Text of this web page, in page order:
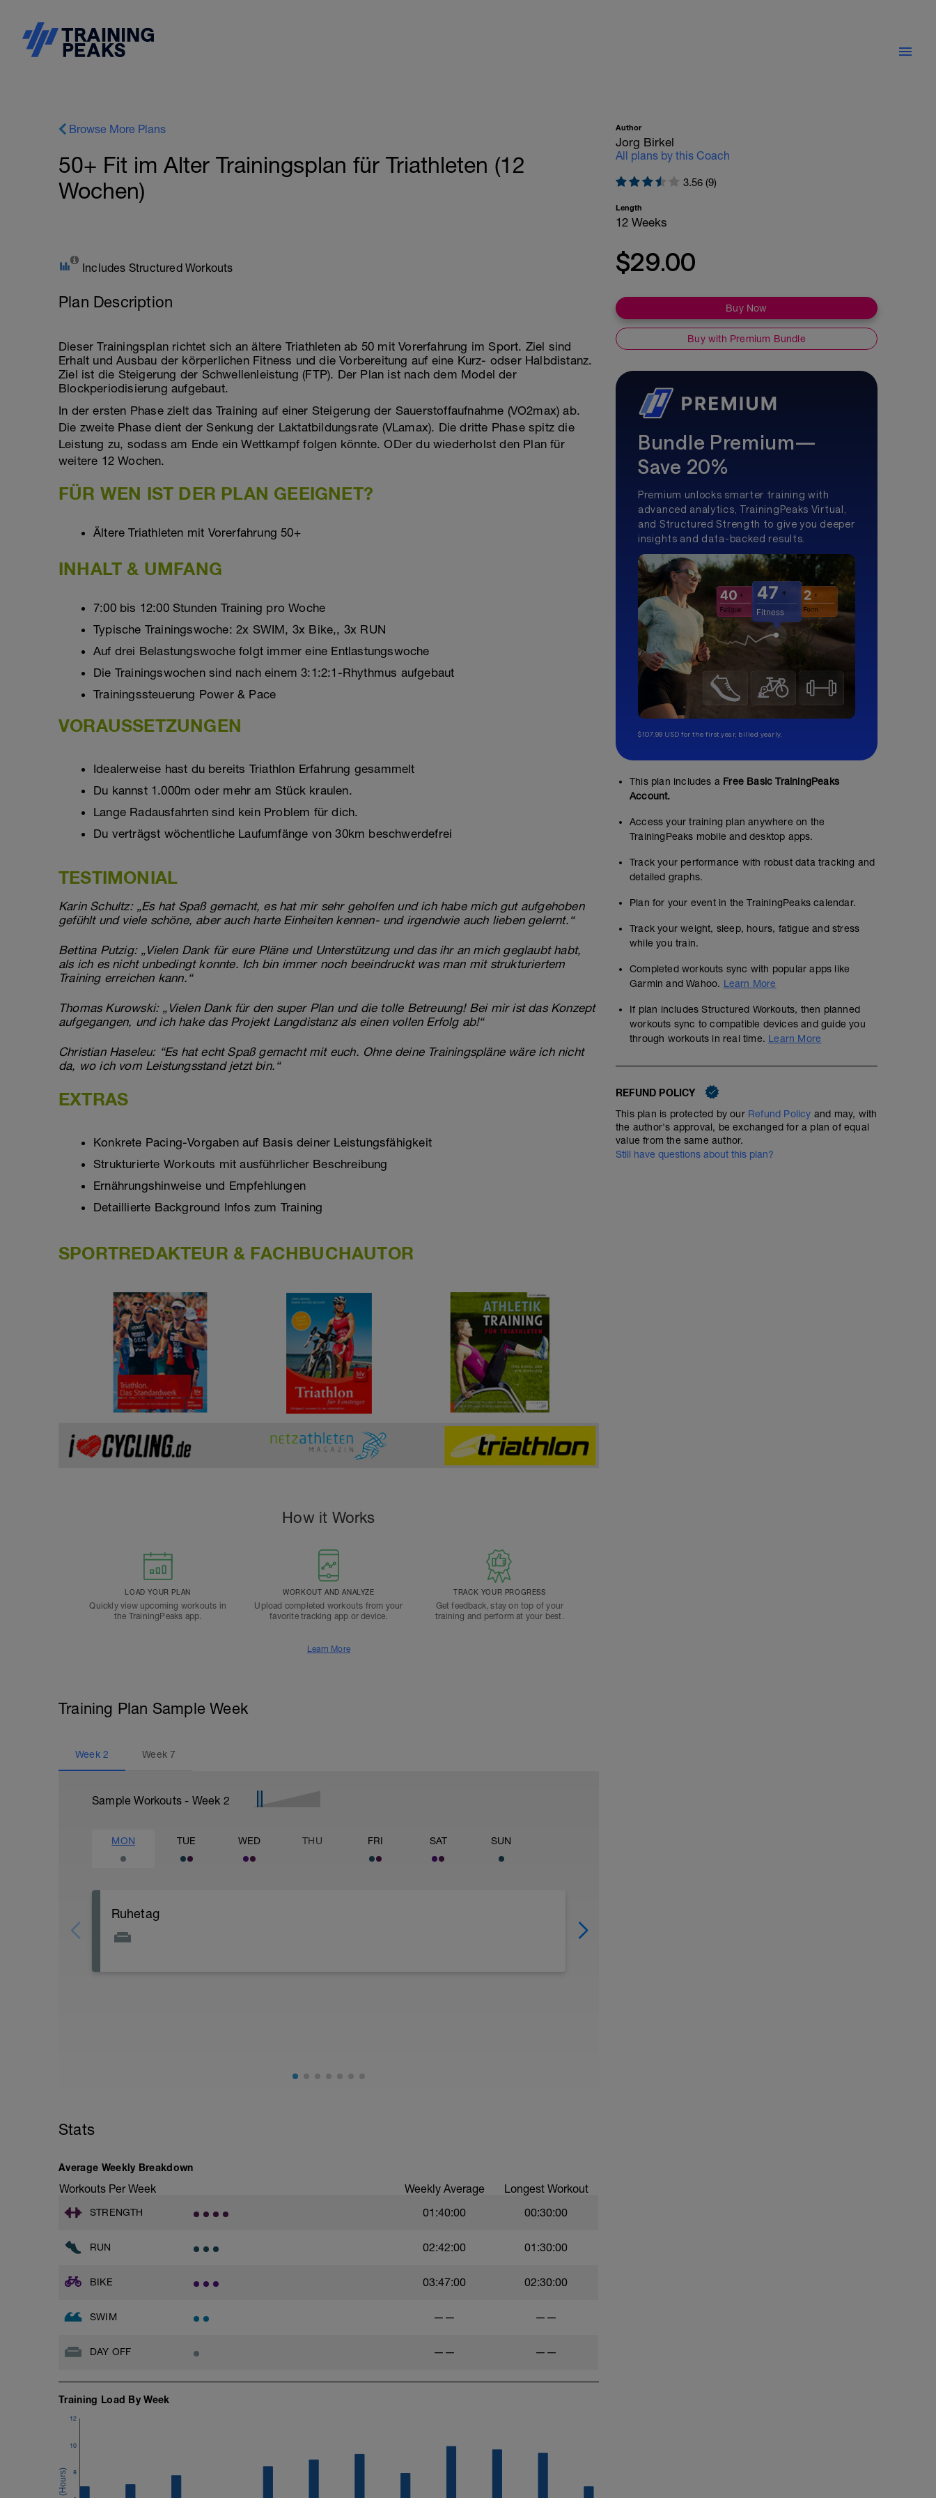
Browse More Plans
50+ Fit im Alter Trainingsplan für Triathleten (12
Wochen)
Includes Structured Workouts
Plan Description
Dieser Trainingsplan richtet sich an ältere Triathleten ab 50 mit Vorerfahrung im Sport. Ziel sind
Erhalt und Ausbau der körperlichen Fitness und die Vorbereitung auf eine Kurz- odser Halbdistanz.
Ziel ist die Steigerung der Schwellenleistung (FTP). Der Plan ist nach dem Model der
Blockperiodisierung aufgebaut.
In der ersten Phase zielt das Training auf einer Steigerung der Sauerstoffaufnahme (VO2max) ab.
Die zweite Phase dient der Senkung der Laktatbildungsrate (VLamax). Die dritte Phase spitz die
Leistung zu, sodass am Ende ein Wettkampf folgen könnte. ODer du wiederholst den Plan für
weitere 12 Wochen.
FÜR WEN IST DER PLAN GEEIGNET?
Ältere Triathleten mit Vorerfahrung 50+
INHALT & UMFANG
7:00 bis 12:00 Stunden Training pro Woche
Typische Trainingswoche: 2x SWIM, 3x Bike,, 3x RUN
Auf drei Belastungswoche folgt immer eine Entlastungswoche
Die Trainingswochen sind nach einem 3:1:2:1-Rhythmus aufgebaut
Trainingssteuerung Power & Pace
VORAUSSETZUNGEN
Idealerweise hast du bereits Triathlon Erfahrung gesammelt
Du kannst 1.000m oder mehr am Stück kraulen.
Lange Radausfahrten sind kein Problem für dich.
Du verträgst wöchentliche Laufumfänge von 30km beschwerdefrei
TESTIMONIAL
Karin Schultz: „Es hat Spaß gemacht, es hat mir sehr geholfen und ich habe mich gut aufgehoben
gefühlt und viele schöne, aber auch harte Einheiten kennen- und irgendwie auch lieben gelernt.“
Bettina Putzig: „Vielen Dank für eure Pläne und Unterstützung und das ihr an mich geglaubt habt,
als ich es nicht unbedingt konnte. Ich bin immer noch beeindruckt was man mit strukturiertem
Training erreichen kann.“
Thomas Kurowski: „Vielen Dank für den super Plan und die tolle Betreuung! Bei mir ist das Konzept
aufgegangen, und ich hake das Projekt Langdistanz als einen vollen Erfolg ab!“
Christian Haseleu: “Es hat echt Spaß gemacht mit euch. Ohne deine Trainingspläne wäre ich nicht
da, wo ich vom Leistungsstand jetzt bin.“
EXTRAS
Konkrete Pacing-Vorgaben auf Basis deiner Leistungsfähigkeit
Strukturierte Workouts mit ausführlicher Beschreibung
Ernährungshinweise und Empfehlungen
Detaillierte Background Infos zum Training
SPORTREDAKTEUR & FACHBUCHAUTOR
How it Works
LOAD YOUR PLAN
Quickly view upcoming workouts in
the TrainingPeaks app.
WORKOUT AND ANALYZE
Upload completed workouts from your
favorite tracking app or device.
TRACK YOUR PROGRESS
Get feedback, stay on top of your
training and perform at your best.
Learn More
Training Plan Sample Week
Week 2 Week7
Sample Workouts - Week 2
MON TUE WED THU FRI SAT SUN
Ruhetag
Stats
Average Weekly Breakdown
Workouts Per Week Weekly Average Longest Workout
STRENGTH 01:40:00 00:30:00
RUN 02:42:00 01:30:00
BIKE 03:47:00 02:30:00
SWIM —— ——
DAY OFF —— ——
Training Load By Week
8
10
12
Author
Jorg Birkel
All plans by this Coach
3.56 (9)
Length
12 Weeks
$29.00
Buy Now
Buy with Premium Bundle
Bundle Premium—
Save 20%
Premium unlocks smarter training with
advanced analytics, TrainingPeaks Virtual,
and Structured Strength to give you deeper
insights and data-backed results.
$107.99 USD for the first year, billed yearly.
This plan includes a Free Basic TrainingPeaks
Account.
Access your training plan anywhere on the
TrainingPeaks mobile and desktop apps.
Track your performance with robust data tracking and
detailed graphs.
Plan for your event in the TrainingPeaks calendar.
Track your weight, sleep, hours, fatigue and stress
while you train.
Completed workouts sync with popular apps like
Garmin and Wahoo. Learn More
If plan includes Structured Workouts, then planned
workouts sync to compatible devices and guide you
through workouts in real time. Learn More
REFUND POLICY
This plan is protected by our Refund Policy and may, with
the author's approval, be exchanged for a plan of equal
value from the same author.
Still have questions about this plan?